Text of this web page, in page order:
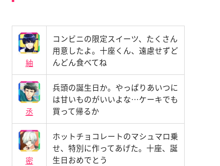
紬
コンビニの限定スイーツ、たくさん
用意したよ。十座くん、遠慮せずど
んどん食べてね
丞
兵頭の誕生日か。やっぱりあいつに
は甘いものがいいよな…ケーキでも
買って帰るか
密
ホットチョコレートのマシュマロ乗
せ、特別に作ってあげた。十座、誕
生日おめでとう